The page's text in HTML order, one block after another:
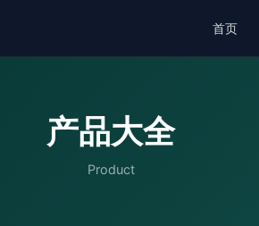
首页
产品大全
Product